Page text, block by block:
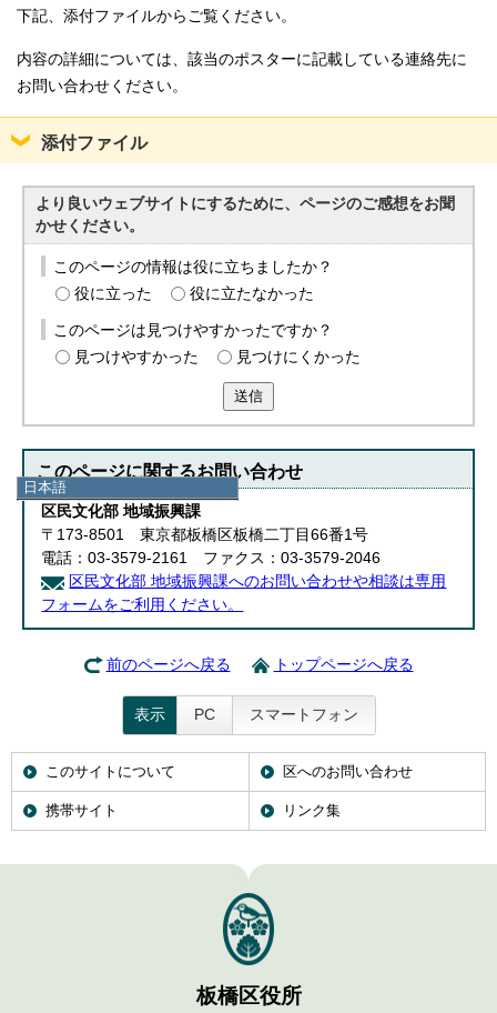
日本語
日本語
English
한국어
简体中文
繁體中文
下記、添付ファイルからご覧ください。
内容の詳細については、該当のポスターに記載している連絡先に
お問い合わせください。
添付ファイル
より良いウェブサイトにするために、ページのご感想をお聞
かせください。
このページの情報は役に立ちましたか？
役に立った
役に立たなかった
このページは見つけやすかったですか？
見つけやすかった
見つけにくかった
送信
このページに関するお問い合わせ
区民文化部 地域振興課
〒173-8501 東京都板橋区板橋二丁目66番1号
電話：03-3579-2161 ファクス：03-3579-2046
区民文化部 地域振興課へのお問い合わせや相談は専用
フォームをご利用ください。
前のページへ戻る トップページへ戻る
表示 PC スマートフォン
このサイトについて 区へのお問い合わせ
携帯サイト リンク集
板橋区役所